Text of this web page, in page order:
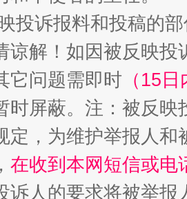
投诉报料和投稿的
谅解！如因被反映
它问题需即时 （15
时屏蔽。注：被反
定，为维护举报人
在收到本网短信或电
诉人的要求将被举